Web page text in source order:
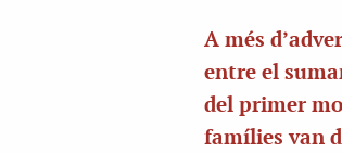
A més
entre el
del primer
famílies van